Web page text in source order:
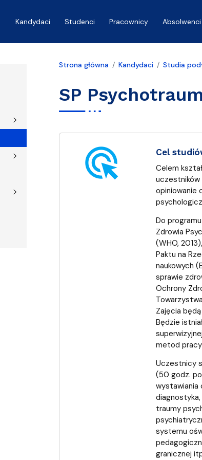
Kandydaci
Studenci Pracownicy Absolwenci
Strona główna Kandydaci Studia
SP
ads_click
Cel
Celem
opiniowanie
Do
Zdrowia
(WHO,
Paktu na
naukowych
sprawie
Ochrony
Zajęcia
Będzie
metod
Uczestnicy
(50 godz.
wystawiania
traumy
systemu
granicznej